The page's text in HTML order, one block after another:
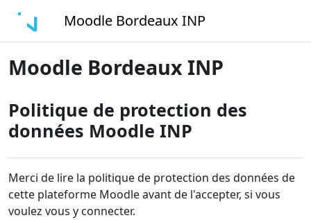
Moodle Bordeaux INP
Moodle Bordeaux INP
Politique de protection des
données Moodle INP
Merci de lire la politique de protection des données de
cette plateforme Moodle avant de l'accepter, si vous
voulez vous y connecter.